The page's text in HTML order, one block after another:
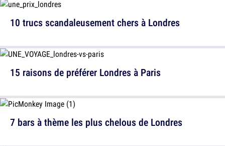
15 raisons de préférer Londres à Paris
10 trucs scandaleusement chers à Londres
7 bars à thème les plus chelous de Londres